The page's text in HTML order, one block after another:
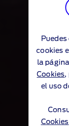
cookies
la
Cookies,
el uso
Cookies